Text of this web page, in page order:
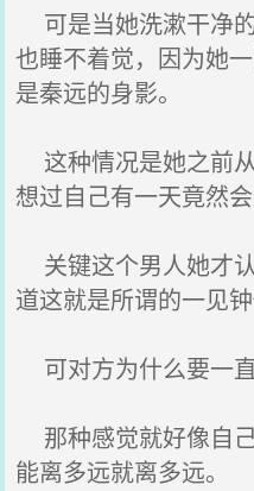
可是当她洗漱干净
也睡不着觉，因为她
是秦远的身影。
这种情况是她之前
想过自己有一天竟然
关键这个男人她才
道这就是所谓的一见钟
可对方为什么要一
那种感觉就好像自
能离多远就离多远。